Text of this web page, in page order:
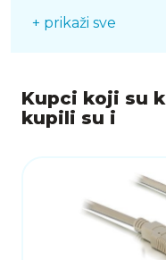
Sadržaj pakiranja
+ prikaži sve
Kupci koji su
kupili su i